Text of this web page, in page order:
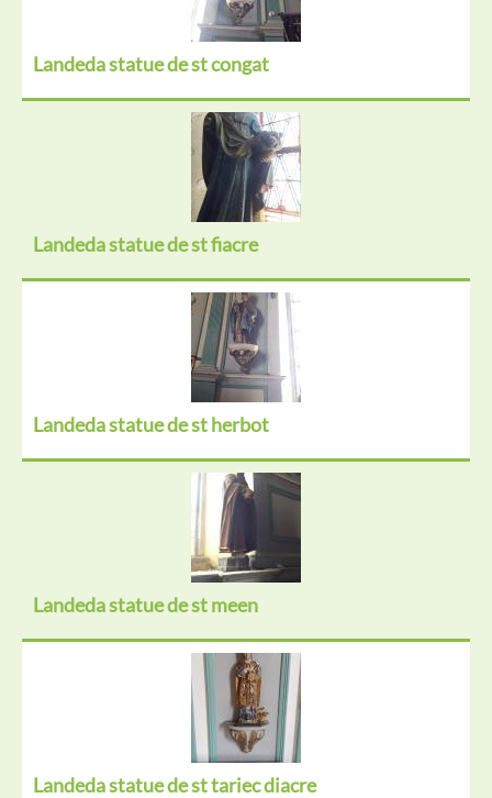
Landeda statue de st congat
Landeda statue de st fiacre
Landeda statue de st herbot
Landeda statue de st meen
Landeda statue de st tariec diacre